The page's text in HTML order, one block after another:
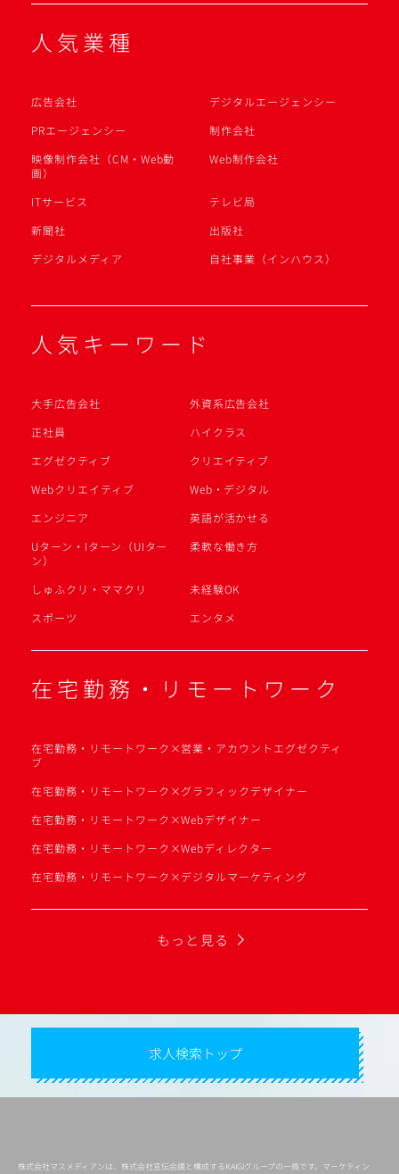
人気業種
広告会社
デジタルエージェンシー
PRエージェンシー
制作会社
映像制作会社（CM・Web動
画）
Web制作会社
ITサービス
テレビ局
新聞社
出版社
デジタルメディア
自社事業（インハウス）
人気キーワード
大手広告会社
外資系広告会社
正社員
ハイクラス
エグゼクティブ
クリエイティブ
Webクリエイティブ
Web・デジタル
エンジニア
英語が活かせる
Uターン・Iターン（UIター
ン）
柔軟な働き方
しゅふクリ・ママクリ
未経験OK
スポーツ
エンタメ
在宅勤務・リモートワーク
在宅勤務・リモートワーク×営業・アカウントエグゼクティ
ブ
在宅勤務・リモートワーク×グラフィックデザイナー
在宅勤務・リモートワーク×Webデザイナー
在宅勤務・リモートワーク×Webディレクター
在宅勤務・リモートワーク×デジタルマーケティング
もっと見る
求人検索トップ
株式会社マスメディアンは、株式会社宣伝会議と構成するKAIGIグループの一員です。マーケティン